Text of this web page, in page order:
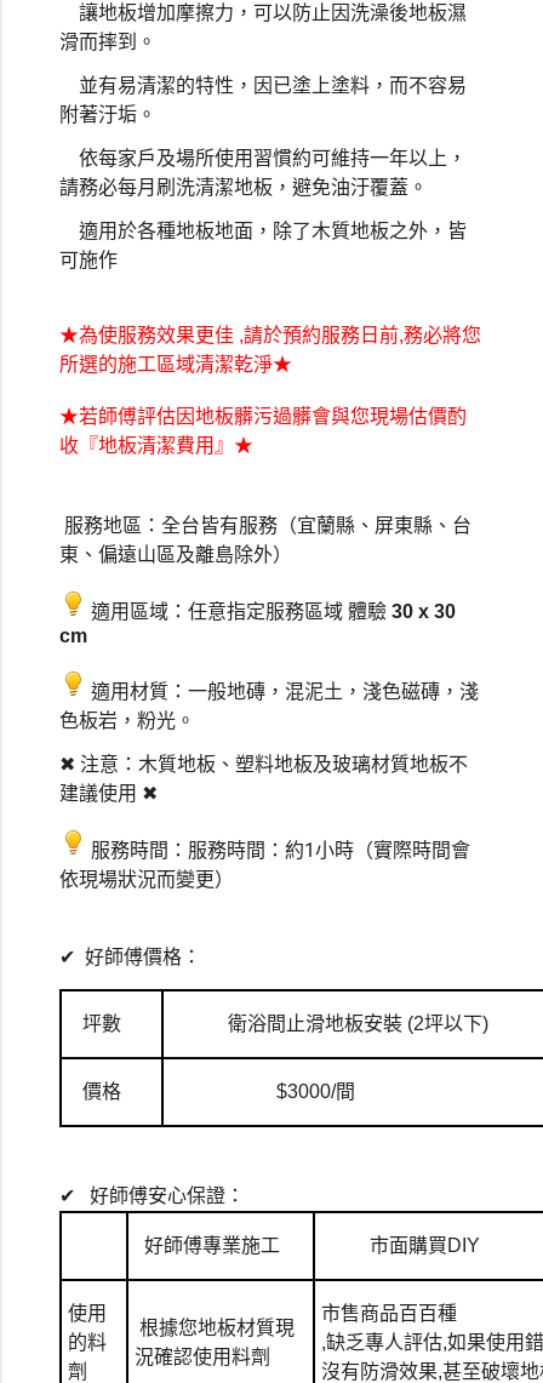
讓地板增加摩擦力，可以防止因洗澡後地板濕
滑而摔到。
並有易清潔的特性，因已塗上塗料，而不容易
附著汙垢。
依每家戶及場所使用習慣約可維持一年以上，
請務必每月刷洗清潔地板，避免油汙覆蓋。
適用於各種地板地面，除了木質地板之外，皆
可施作
★為使服務效果更佳 ,請於預約服務日前,務必將您
所選的施工區域清潔乾淨★
★若師傅評估因地板髒污過髒會與您現場估價酌
收『地板清潔費用』★
服務地區：全台皆有服務（宜蘭縣、屏東縣、台
東、偏遠山區及離島除外）
適用區域：任意指定服務區域 體驗 30 x 30
cm
適用材質：一般地磚，混泥土，淺色磁磚，淺
色板岩，粉光。
✖ 注意：木質地板、塑料地板及玻璃材質地板不
建議使用 ✖
服務時間： 服務時間：約1小時（實際時間會
依現場狀況而變更）
✔ 好師傅價格：
坪數 衛浴間止滑地板安裝 (2坪以下)
價格 $3000/間
✔ 好師傅安心保證：
好師傅專業施工 市面購買DIY
使用
的料
劑
根據您地板材質現
況確認使用料劑
市售商品百百種
,缺乏專人評估,如果使用
沒有防滑效果,甚至破壞地